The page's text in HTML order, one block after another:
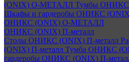
(ONIX) O-МЕТАЛЛ Тумбы
Шкафы и гардеробы ОНИКС
ОНИКС (ONIX) O-МЕТАЛЛ
ОНИКС (ONIX) П-металл
Столы ОНИКС (ONIX) П-металл
(ONIX) П-металл Тумба ОНИКС
гардеробы ОНИКС (ONIX) П-